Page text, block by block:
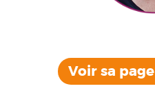
Voir sa page